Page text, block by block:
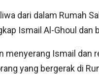
dari dalam Rumah
Ismail Al-Ghoul dan
menyerang Ismail dan
yang bergerak di